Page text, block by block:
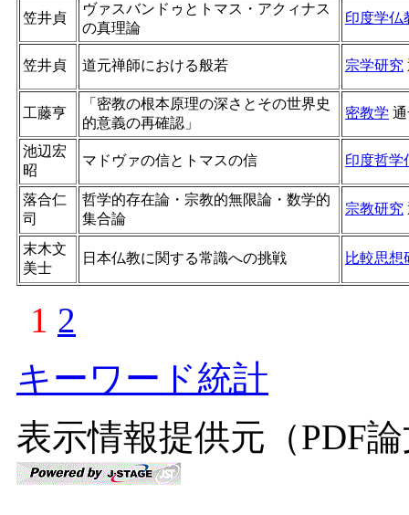
笠井貞
ヴァスバンドゥとトマス・アクィナス
の真理論
印度学仏
笠井貞 道元禅師における般若 宗学研究
工藤亨
「密教の根本原理の深さとその世界史
的意義の再確認」
密教学
池辺宏
昭
マドヴァの信とトマスの信 印度哲学
落合仁
司
哲学的存在論・宗教的無限論・数学的
集合論
宗教研究
末木文
美士
日本仏教に関する常識への挑戦 比較思想
1 2
キーワード統計
表示情報提供元（PDF